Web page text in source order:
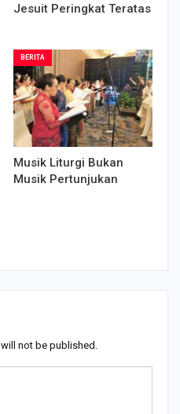
Jesuit Peringkat Teratas
BERITA
Musik Liturgi Bukan
Musik Pertunjukan
not be published.